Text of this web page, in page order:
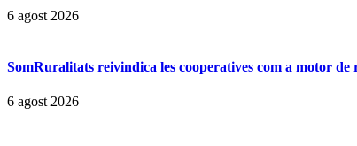
6 agost 2026
SomRuralitats reivindica les cooperatives com a motor de
6 agost 2026